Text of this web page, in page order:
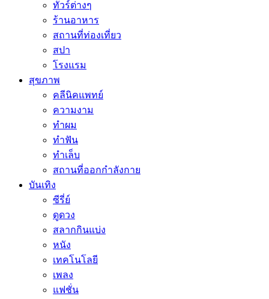
ทัวร์ต่างๆ
ร้านอาหาร
สถานที่ท่องเที่ยว
สปา
โรงแรม
สุขภาพ
คลีนิคแพทย์
ความงาม
ทำผม
ทำฟัน
ทำเล็บ
สถานที่ออกกำลังกาย
บันเทิง
ซีรี่ย์
ดูดวง
สลากกินแบ่ง
หนัง
เทคโนโลยี
เพลง
แฟชั่น